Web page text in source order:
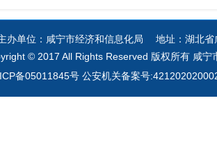
办单位：咸宁市经济和信息化局 地址：湖北
© 2017 All Rights Reserved 版权所有 咸
备05011845号 公安机关备案号